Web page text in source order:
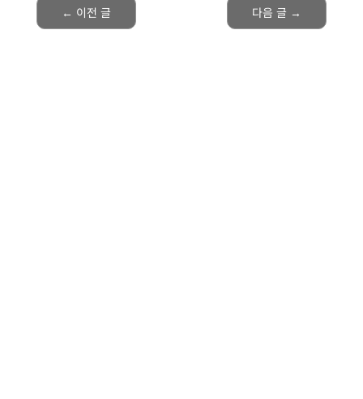
← 이전 글 다음 글 →